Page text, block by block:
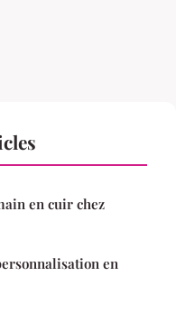
en cuir chez
en